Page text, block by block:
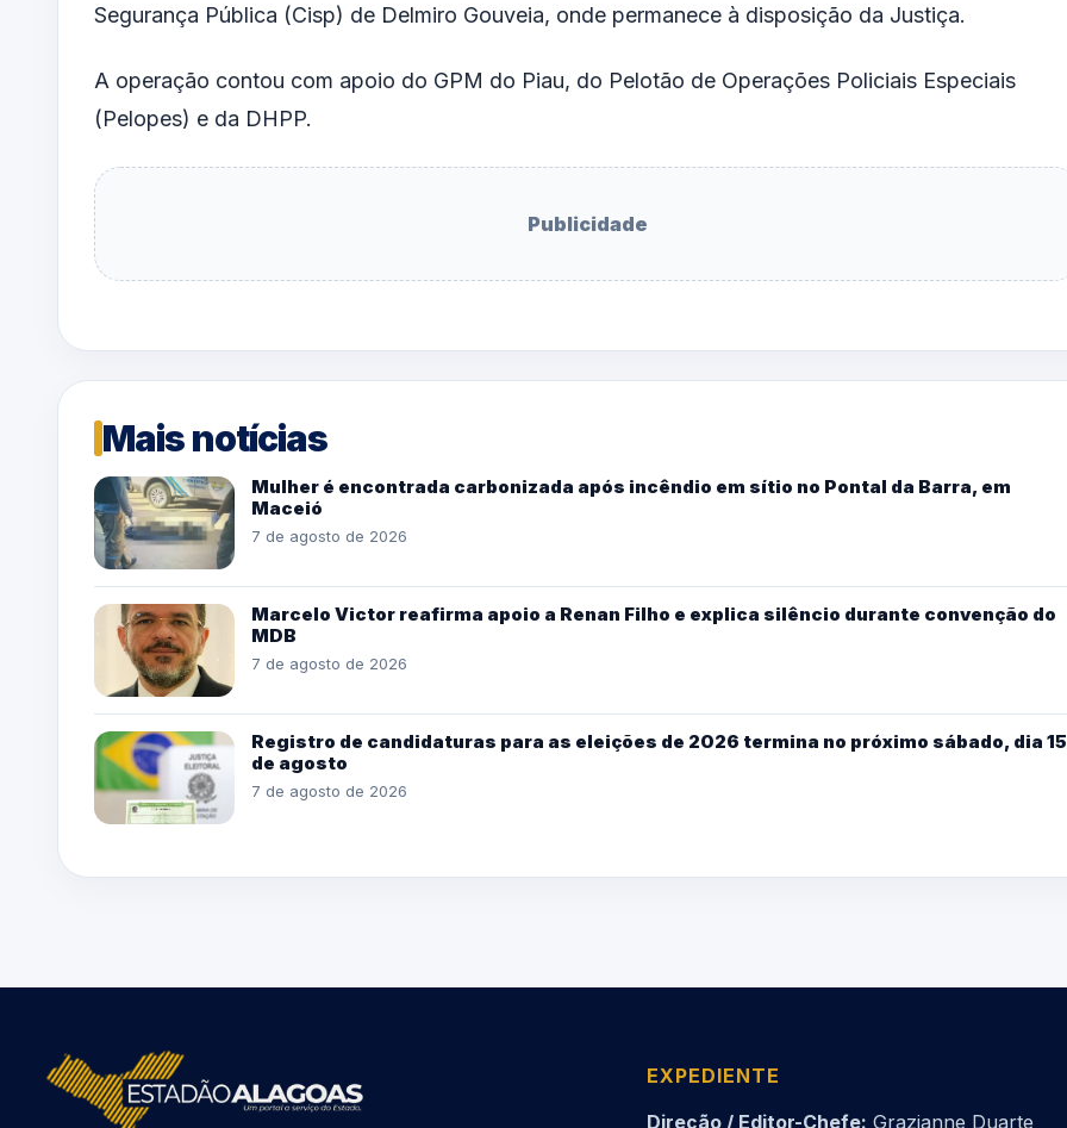
Segurança Pública (Cisp) de Delmiro Gouveia, onde permanece à disposição da Justiça.
A operação contou com apoio do GPM do Piau, do Pelotão de Operações Policiais Especiais
(Pelopes) e da DHPP.
Publicidade
Mais notícias
Mulher é encontrada carbonizada após incêndio em sítio no Pontal da Barra, em
Maceió
7 de agosto de 2026
Marcelo Victor reafirma apoio a Renan Filho e explica silêncio durante convenção do
MDB
7 de agosto de 2026
Registro de candidaturas para as eleições de 2026 termina no próximo sábado, dia 15
de agosto
7 de agosto de 2026
EXPEDIENTE
Direção / Editor-Chefe: Grazianne Duarte